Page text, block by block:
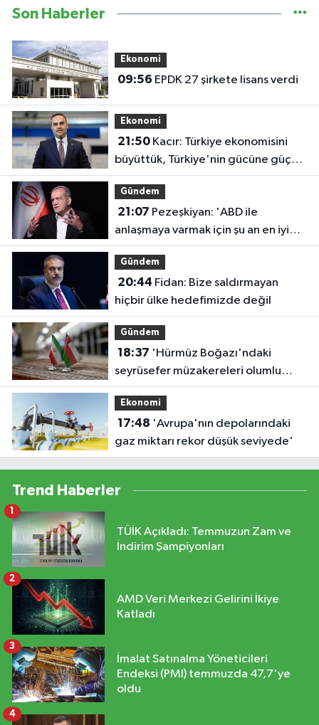
Son Haberler
Ekonomi
09:56 EPDK 27 şirkete lisans verdi
Ekonomi
21:50Kacır: Türkiye ekonomisini
büyüttük, Türkiye'nin gücüne güç
kattık
Gündem
21:07
anlaşmaya varmak için şu an en iyi
zaman'
Gündem
20:44
hiçbir ülke hedefimizde değil
Gündem
18:37
seyrüsefer müzakereleri olumlu
ilerliyor'
Ekonomi
17:48
gaz miktarı rekor düşük seviyede'
Trend Haberler
TÜİK Açıkladı: Temmuzun Zam ve
İndirim Şampiyonları
1
AMD Veri Merkezi Gelirini İkiye
Katladı
2
İmalat Satınalma Yöneticileri
Endeksi (PMI) temmuzda 47,7'ye
oldu
3
4